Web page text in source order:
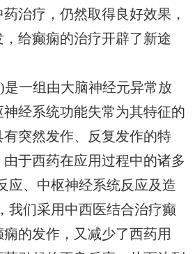
治疗，仍然取得良好效果，
给癫痫的治疗开辟了新途
是一组由大脑神经元异常放
经系统功能失常为其特征的
突然发作、反复发作的特
于西药在应用过程中的诸多
应、中枢神经系统反应及造
我们采用中西医结合治疗癫
的发作，又减少了西药用